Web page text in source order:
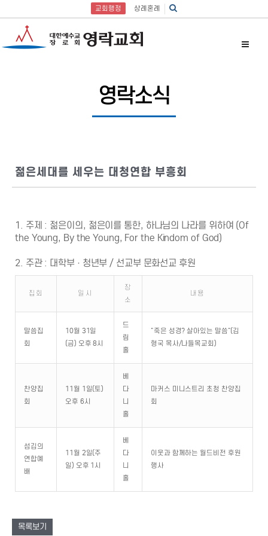
교회행정 상례혼례
영락소식
젊은세대를 세우는 대청연합 부흥회
1. 주제 : 젊은이의, 젊은이를 통한, 하나님의 나라를 위하여 (Of
the Young, By the Young, For the Kindom of God)
2. 주관 : 대학부 · 청년부 / 선교부 문화선교 후원
집회 일시
장
소
내용
말씀집
회
10월 31일
(금) 오후 8시
드
림
홀
"죽은 성경? 살아있는 말씀"(김
형국 목사/나들목교회)
찬양집
회
11월 1일(토)
오후 6시
베
다
니
홀
마커스 미니스트리 초청 찬양집
회
섬김의
연합예
배
11월 2일(주
일) 오후 1시
베
다
니
홀
이웃과 함께하는 월드비전 후원
행사
목록보기